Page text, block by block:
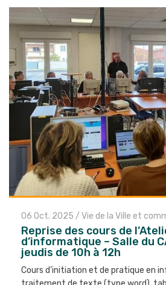
06 Oct. 2025 / Vie de la Ville et
Reprise des cours de
d’informatique – Salle du
jeudis de 10h à 12h
Cours d’initiation et de pratique en